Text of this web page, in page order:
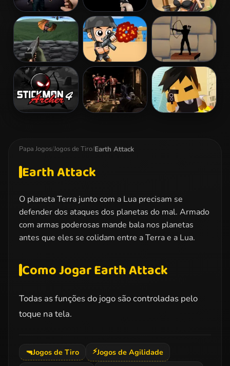
Dead City Run Into Death Mummy Hunter
Tower Defense
vs Monsters
Captain War:
Zombie Killer
Shadow
Archers
Papa Jogos/Jogos de Tiro/Earth Attack
Earth Attack
O planeta Terra junto com a Lua precisam se
defender dos ataques dos planetas do mal. Armado
com armas poderosas mande bala nos planetas
antes que eles se colidam entre a Terra e a Lua.
Como Jogar Earth Attack
Todas as funções do jogo são controladas pelo
toque na tela.
🔫Jogos de Tiro ⚡Jogos de Agilidade